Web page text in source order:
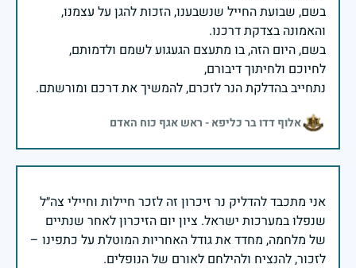
בשם, שבועת החייל שנשבענו, הזכות להגן על עצמנו,
בשם, היום הזה, בו מתעצם הגעגוע לשמם ולדמותם,
נתחייב בהדלקת הנר לזכרם, להמשיך את דרכם ומורשתם.
אלוף דדו בר כליפא - ראש אגף כוח האדם
אני מתכבד להדליק נר זיכרון זה לזכר חיילות וחיילי צה״ל
שנפלו במערכות ישראל. ציון יום הזיכרון לאחר שנתיים
של מלחמה, מחדד את גודל האחריות המוטלת על כתפינו –